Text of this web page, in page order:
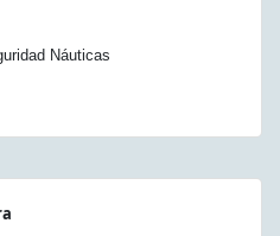
Náuticas